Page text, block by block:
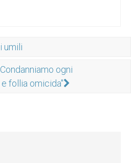
umili
ogni
follia omicida"